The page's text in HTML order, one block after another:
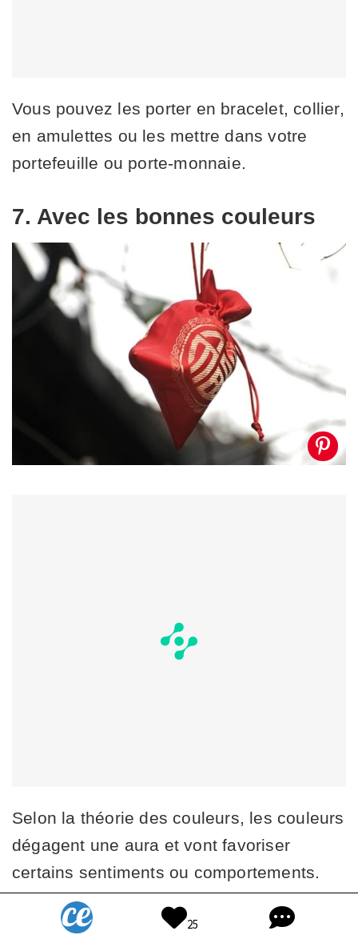
Vous pouvez les porter en bracelet, collier,
en amulettes ou les mettre dans votre
portefeuille ou porte-monnaie.
7. Avec les bonnes couleurs
Selon la théorie des couleurs, les couleurs
dégagent une aura et vont favoriser
certains sentiments ou comportements.
Dans les sociétés traditionnelles, on
25